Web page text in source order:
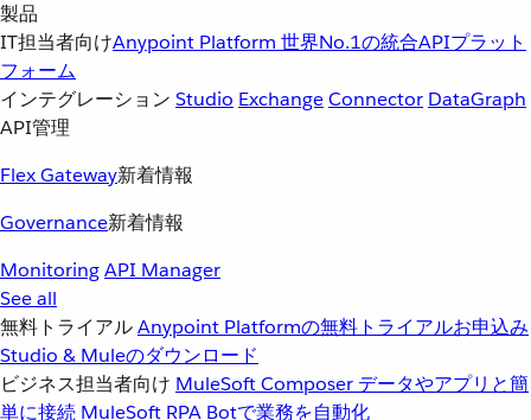
製品
IT担当者向けAnypoint Platform 世界No.1の統合APIプラット
フォーム
インテグレーション Studio ExchangeConnector DataGraph
API管理
Flex Gateway新着情報
Governance新着情報
MonitoringAPI Manager
See all
無料トライアルAnypoint Platformの無料トライアルお申込み
Studio & Muleのダウンロード
ビジネス担当者向け MuleSoft Composer データやアプリと簡
単に接続 MuleSoft RPA Botで業務を自動化